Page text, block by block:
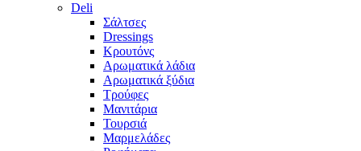
Deli
Σάλτσες
Dressings
Κρουτόνς
Αρωματικά λάδια
Αρωματικά ξύδια
Τρούφες
Μανιτάρια
Τουρσιά
Μαρμελάδες